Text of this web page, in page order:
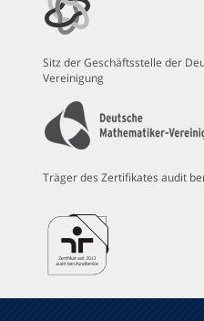
Sitz der Geschäftsstelle der
Vereinigung
Träger des Zertifikates audit